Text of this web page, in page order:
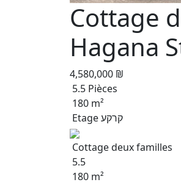
Cottage
Hagana
4,580,000 ₪
5.5 Pièces
180 m²
Etage קרקע
Cottage deux familles
5.5
180 m²